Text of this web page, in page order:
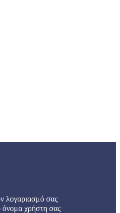
λογαριασμό σας
όνομα χρήστη σας